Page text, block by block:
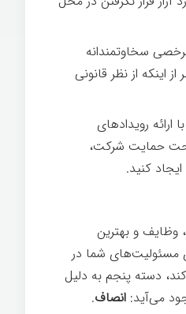
سخاوتمندانه
اینکه از نظر قانونی
ارائه رویدادهای
حمایت شرکت،
کنيد.
وظایف و بهترین
مسئولیت‌های شما در
دسته پنجم به دلیل
می‌آید: انصاف.